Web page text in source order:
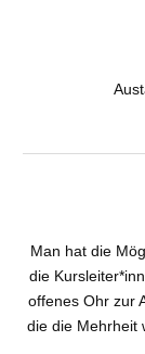
Man hat die
die
offenes Ohr zur
die die Mehrheit